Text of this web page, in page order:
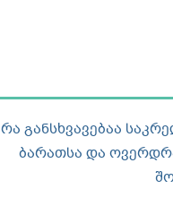
რა განსხვავებაა
ბარათსა და